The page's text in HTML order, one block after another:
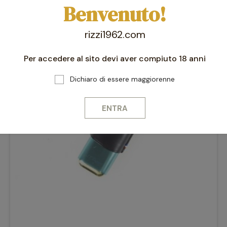
Benvenuto!
rizzi1962.com
Per accedere al sito devi aver compiuto 18 anni
Dichiaro di essere maggiorenne
ENTRA